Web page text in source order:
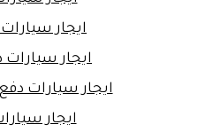
ايجار
ايجار سيارات
ايجار سيارات
ايجار